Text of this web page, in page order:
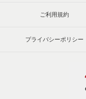
ご利用規約
プライバシーポリシー